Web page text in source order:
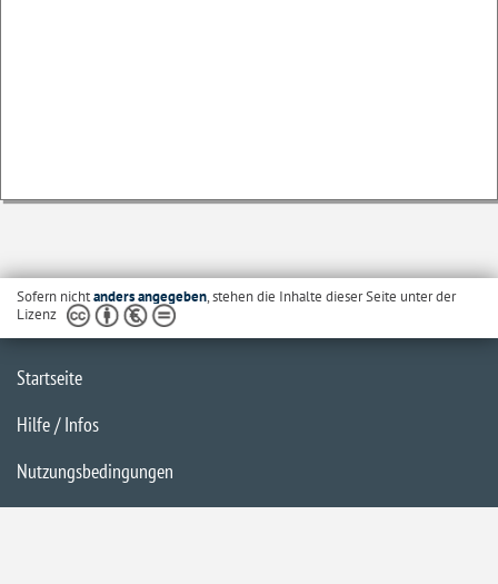
Sofern nichtanders angegeben, stehen die Inhalte dieser Seite unter der
Lizenz
Startseite
Hilfe / Infos
Nutzungsbedingungen